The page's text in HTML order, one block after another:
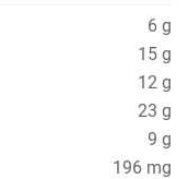
6 g
15 g
12 g
23 g
9 g
196 mg